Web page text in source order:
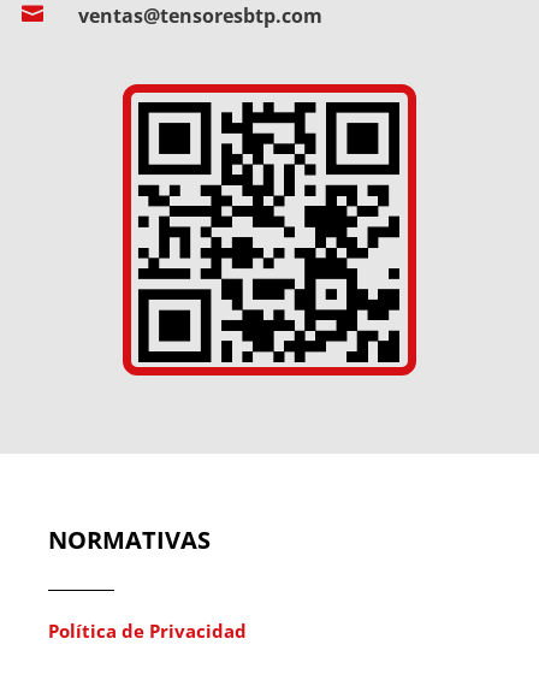
 ventas@tensoresbtp.com
NORMATIVAS
Política de Privacidad